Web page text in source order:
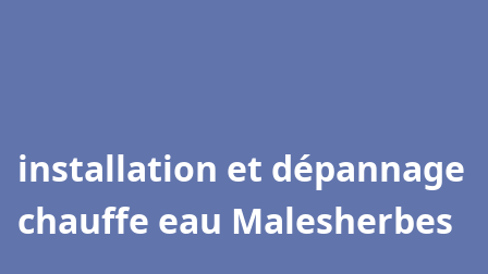
installation et dépannage
chauffe eau Malesherbes